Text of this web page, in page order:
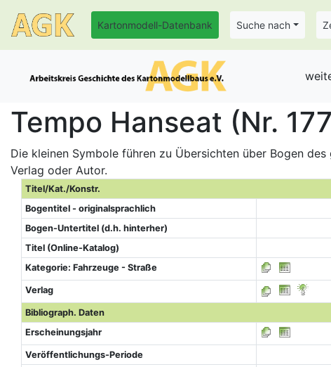
Kartonmodell-Datenbank Suche nach
Tempo Hanseat (Nr.
Die kleinen Symbole führen zu Übersichten über Bogen
Verlag oder Autor.
Titel/Kat./Konstr.
Bogentitel - originalsprachlich
Bogen-Untertitel (d.h. hinterher)
Titel (Online-Katalog)
Kategorie: Fahrzeuge - Straße
Verlag
Bibliograph. Daten
Erscheinungsjahr
Veröffentlichungs-Periode